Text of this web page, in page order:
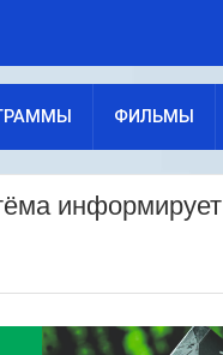
ФИЛЬМЫ
информирует